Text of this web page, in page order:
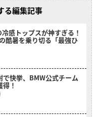
る編集記事
感トップスが神すぎる！
酷暑を乗り切る「最強ひ
快挙、BMW公式チーム
！